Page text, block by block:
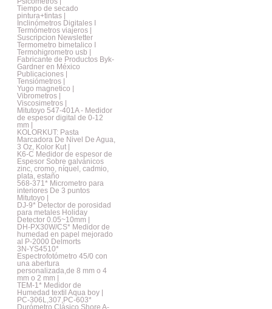
Tiempo de secado
pintura+tintas |
Inclinómetros Digitales I
Termómetros viajeros |
Suscripcion Newsletter
Termometro bimetalico I
Termohigrometro usb |
Fabricante de Productos Byk-
Gardner en México
Publicaciones |
Tensiómetros |
Yugo magnetico |
Vibrometros |
Viscosimetros |
Mitutoyo 547-401A - Medidor
de espesor digital de 0-12
mm |
KOLORKUT: Pasta
Marcadora De Nivel De Agua,
3 Oz, Kolor Kut |
K6-C Medidor de espesor de
Espesor Sobre galvánicos
zinc, cromo, níquel, cadmio,
plata, estaño
568-371* Micrometro para
interiores De 3 puntos
Mitutoyo |
DJ-9* Detector de porosidad
para metales Holiday
Detector 0.05~10mm |
DH-PX30W/CS* Medidor de
humedad en papel mejorado
al P-2000 Delmorts
3N-YS4510*
Espectrofotómetro 45/0 con
una abertura
personalizada,de 8 mm o 4
mm o 2 mm |
TEM-1* Medidor de
Humedad textil Aqua boy |
PC-306L,307,PC-603*
Durómetro Clásico Shore A-